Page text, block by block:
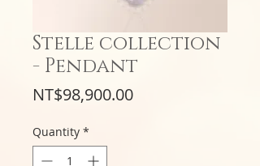
Stelle collection
- Pendant
NT$98,900.00Price
Quantity *